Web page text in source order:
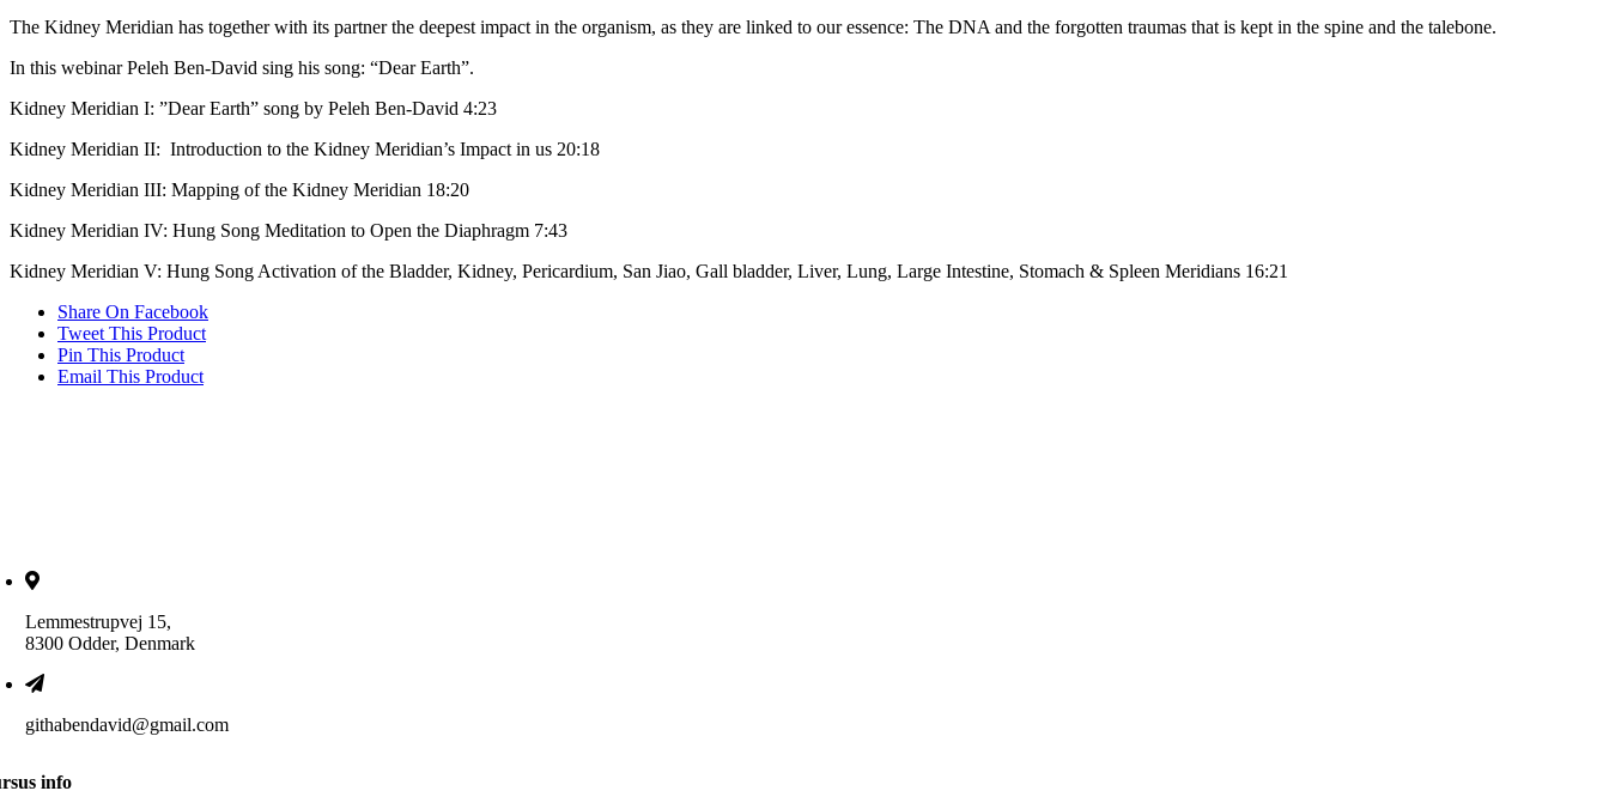
The Kidney Meridian has together with its partner the deepest impact in the organism, as they are linked to our essence: The DNA and the forgotten traumas that is kept in the spine and the talebone.
In this webinar Peleh Ben-David sing his song: “Dear Earth”.
Kidney Meridian I: ”Dear Earth” song by Peleh Ben-David 4:23
Kidney Meridian II: Introduction to the Kidney Meridian’s Impact in us 20:18
Kidney Meridian III: Mapping of the Kidney Meridian 18:20
Kidney Meridian IV: Hung Song Meditation to Open the Diaphragm 7:43
Kidney Meridian V: Hung Song Activation of the Bladder, Kidney, Pericardium, San Jiao, Gall bladder, Liver, Lung, Large Intestine, Stomach & Spleen Meridians 16:21
Share On Facebook
Tweet This Product
Pin This Product
Email This Product
Lemmestrupvej 15,
8300 Odder, Denmark
githabendavid@gmail.com
info